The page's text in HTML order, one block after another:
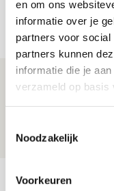
en om ons
informatie over je
partners voor
partners kunnen
informatie die je
verzameld op basis
Noodzakelijk
Voorkeuren
Net binnen //
Beleef avond
EVENT
Reisverslag